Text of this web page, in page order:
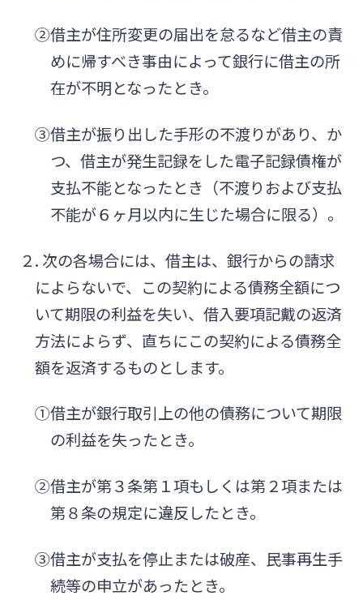
②借主が住所変更の届出を怠るなど借主の責
めに帰すべき事由によって銀行に借主の所
在が不明となったとき。
③借主が振り出した手形の不渡りがあり、か
つ、借主が発生記録をした電子記録債権が
支払不能となったとき（不渡りおよび支払
不能が６ヶ月以内に生じた場合に限る）。
２. 次の各場合には、借主は、銀行からの請求
によらないで、この契約による債務全額につ
いて期限の利益を失い、借入要項記戴の返済
方法によらず、直ちにこの契約による債務全
額を返済するものとします。
①借主が銀行取引上の他の債務について期限
の利益を失ったとき。
②借主が第３条第１項もしくは第２項または
第８条の規定に違反したとき。
③借主が支払を停止または破産、民事再生手
続等の申立があったとき。